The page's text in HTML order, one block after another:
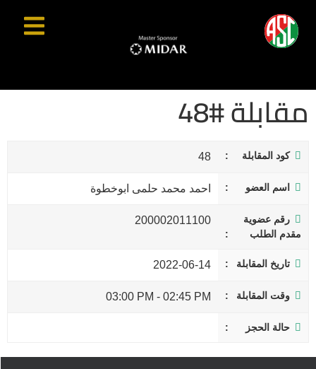
مقابلة #48
كود المقابلة 48
اسم العضو احمد محمد حلمى ابوخطوة
رقم عضوية
مقدم الطلب
200002011100
تاريخ المقابلة 2022-06-14
وقت المقابلة 02:45 PM
-
03:00 PM
حالة الحجز